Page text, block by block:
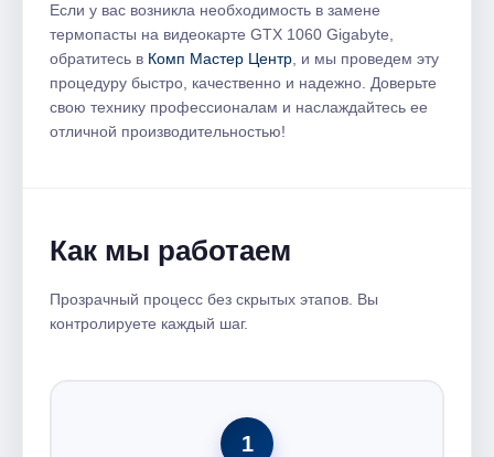
Если у вас возникла необходимость в замене
термопасты на видеокарте GTX 1060 Gigabyte,
обратитесь в Комп Мастер Центр , и мы проведем эту
процедуру быстро, качественно и надежно. Доверьте
свою технику профессионалам и наслаждайтесь ее
отличной производительностью!
Как мы работаем
Прозрачный процесс без скрытых этапов. Вы
контролируете каждый шаг.
1